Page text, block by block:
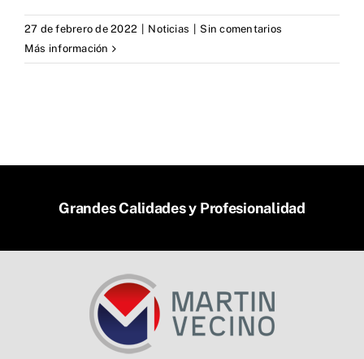
27 de febrero de 2022 Noticias
Sin comentarios
Más información
Grandes Calidades y Profesionalidad